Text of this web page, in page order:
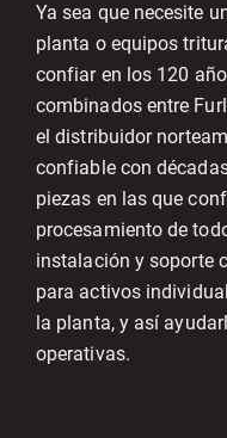
Ya sea que necesite
planta o equipos
confiar en los 120
combinados entre
el distribuidor
confiable con
piezas en las que
procesamiento de
instalación y soporte
para activos
la planta, y así
operativas.